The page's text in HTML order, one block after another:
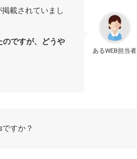
あるWEB担当者
載されていまし
のですが、どうや
すか？